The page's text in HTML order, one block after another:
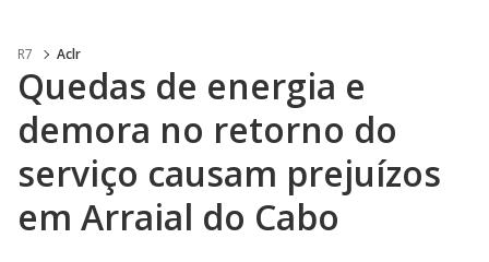
R7 Aclr
Quedas de energia e
demora no retorno do
serviço causam prejuízos
em Arraial do Cabo